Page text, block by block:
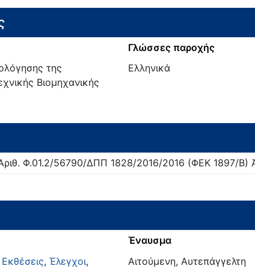
της
Βιομηχανικής
Γλώσσες παροχής
Ελληνικά
Φ.01.2/56790/ΔΠΠ 1828/2016/2016 (ΦΕΚ 1897/Β)
Εκθέσεις, Έλεγχοι,
Έναυσμα
Αιτούμενη, Αυτεπάγγελτη